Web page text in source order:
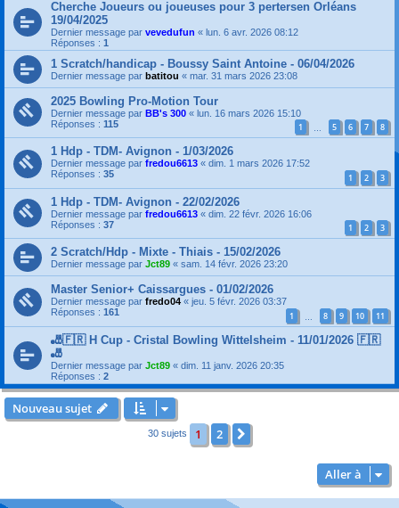
Cherche Joueurs ou joueuses pour 3 pertersen Orléans
19/04/2025
Dernier message par vevedufun « lun. 6 avr. 2026 08:12
Réponses : 1
1 Scratch/handicap - Boussy Saint Antoine - 06/04/2026
Dernier message par batitou « mar. 31 mars 2026 23:08
2025 Bowling Pro-Motion Tour
Dernier message par BB's 300 « lun. 16 mars 2026 15:10
Réponses : 115 1 5 6 7 8
1 Hdp - TDM- Avignon - 1/03/2026
Dernier message par fredou6613 « dim. 1 mars 2026 17:52
Réponses : 35 1 2 3
1 Hdp - TDM- Avignon - 22/02/2026
Dernier message par fredou6613 « dim. 22 févr. 2026 16:06
Réponses : 37 1 2 3
2 Scratch/Hdp - Mixte - Thiais - 15/02/2026
Dernier message par Jct89 « sam. 14 févr. 2026 23:20
Master Senior+ Caissargues - 01/02/2026
Dernier message par fredo04 « jeu. 5 févr. 2026 03:37
Réponses : 161 1 8 9 10 11
🎳🇫🇷 H Cup - Cristal Bowling Wittelsheim - 11/01/2026 🇫🇷
🎳
Dernier message par Jct89 « dim. 11 janv. 2026 20:35
Réponses : 2
Nouveau sujet
30 sujets 1 2
Aller à